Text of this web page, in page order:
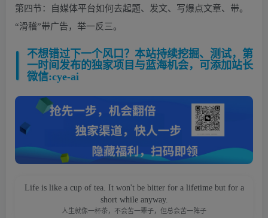
第四节：自媒体平台如何去起题、发文、写爆点文章、带。
“滑稽”带广告，举一反三。
不想错过下一个风口？本站持续挖掘、测试，第
一时间发布的独家项目与蓝海机会，可添加站长
微信:cye-ai
Life is like a cup of tea. It won't be bitter for a lifetime but for a
short while anyway.
人生就像一杯茶，不会苦一辈子，但总会苦一阵子